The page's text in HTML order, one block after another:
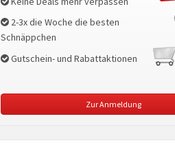
2-3x die Woche die besten
Schnäppchen
Gutschein- und Rabattaktionen
Zur Anmeldung